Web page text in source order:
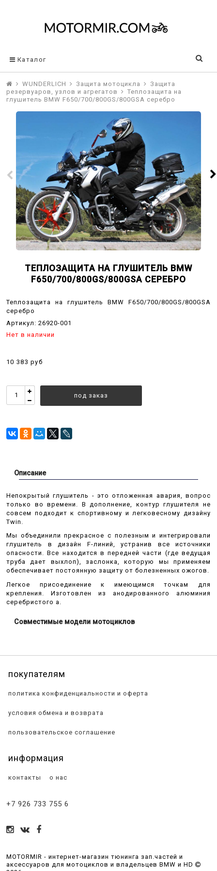
Каталог
WUNDERLICH Защита мотоцикла
Защита
резервуаров, узлов и агрегатов
Теплозащита на
глушитель BMW F650/700/800GS/800GSA серебро
ТЕПЛОЗАЩИТА НА ГЛУШИТЕЛЬ BMW
F650/700/800GS/800GSA СЕРЕБРО
Теплозащита на глушитель BMW F650/700/800GS/800GSA
серебро
Артикул: 26920-001
Нет в наличии
10 383 руб
под заказ
Описание
Непокрытый глушитель - это отложенная авария, вопрос
только во времени. В дополнение, контур глушителя не
совсем подходит к спортивному и легковесному дизайну
Twin.
Мы объединили прекрасное с полезным и интегрировали
глушитель в дизайн F-линий, устранив все источники
опасности. Все находится в передней части (где ведущая
труба дает выхлоп), заслонка, которую мы применяем
обеспечивает постоянную защиту от болезненных ожогов.
Легкое присоединение к имеющимся точкам для
крепления. Изготовлен из анодированного алюминия
серебристого а.
Совместимые модели мотоциклов
покупателям
политика конфиденциальности и оферта
условия обмена и возврата
пользовательское соглашение
информация
контакты о нас
+7 926 733 755 6
MOTORMIR - интернет-магазин тюнинга зап.частей и
аксессуаров для мотоциклов и владельцев BMW и HD